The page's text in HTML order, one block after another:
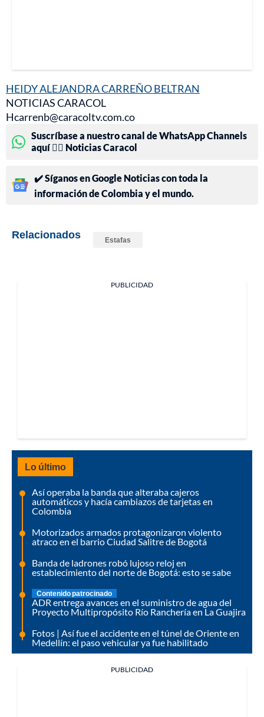
HEIDY ALEJANDRA CARREÑO BELTRAN
NOTICIAS CARACOL
Hcarrenb@caracoltv.com.co
Suscríbase a nuestro canal de WhatsApp Channels
aquí 👉🏻 Noticias Caracol
✔️ Síganos en Google Noticias con toda la
información de Colombia y el mundo.
Relacionados Estafas
PUBLICIDAD
Lo último
Así operaba la banda que alteraba cajeros
automáticos y hacía cambiazos de tarjetas en
Colombia
Motorizados armados protagonizaron violento
atraco en el barrio Ciudad Salitre de Bogotá
Banda de ladrones robó lujoso reloj en
establecimiento del norte de Bogotá: esto se sabe
Contenido patrocinado
ADR entrega avances en el suministro de agua del
Proyecto Multipropósito Río Ranchería en La Guajira
Fotos | Así fue el accidente en el túnel de Oriente en
Medellín: el paso vehicular ya fue habilitado
PUBLICIDAD